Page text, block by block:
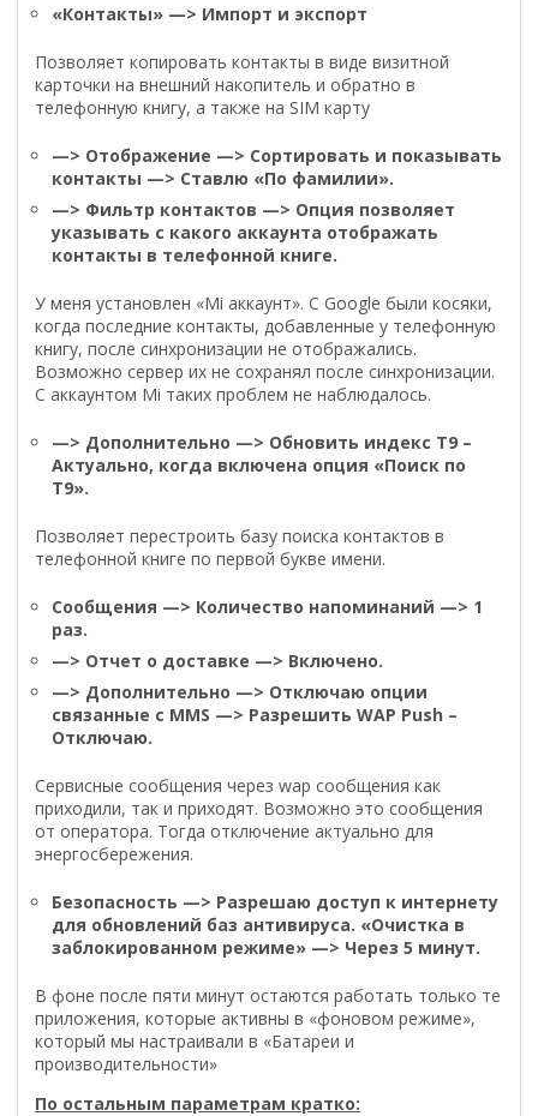
«Контакты» —> Импорт и экспорт
Позволяет копировать контакты в виде визитной
карточки на внешний накопитель и обратно в
телефонную книгу, а также на SIM карту
—> Отображение —> Сортировать и показывать
контакты —> Ставлю «По фамилии».
—> Фильтр контактов —> Опция позволяет
указывать с какого аккаунта отображать
контакты в телефонной книге.
У меня установлен «Mi аккаунт». С Google были косяки,
когда последние контакты, добавленные у телефонную
книгу, после синхронизации не отображались.
Возможно сервер их не сохранял после синхронизации.
С аккаунтом Mi таких проблем не наблюдалось.
—> Дополнительно —> Обновить индекс Т9 –
Актуально, когда включена опция «Поиск по
Т9».
Позволяет перестроить базу поиска контактов в
телефонной книге по первой букве имени.
Сообщения —> Количество напоминаний —> 1
раз.
—> Отчет о доставке —> Включено.
—> Дополнительно —> Отключаю опции
связанные с MMS —> Разрешить WAP Push –
Отключаю.
Сервисные сообщения через wap сообщения как
приходили, так и приходят. Возможно это сообщения
от оператора. Тогда отключение актуально для
энергосбережения.
Безопасность —> Разрешаю доступ к интернету
для обновлений баз антивируса. «Очистка в
заблокированном режиме» —> Через 5 минут.
В фоне после пяти минут остаются работать только те
приложения, которые активны в «фоновом режиме»,
который мы настраивали в «Батареи и
производительности»
По остальным параметрам кратко: